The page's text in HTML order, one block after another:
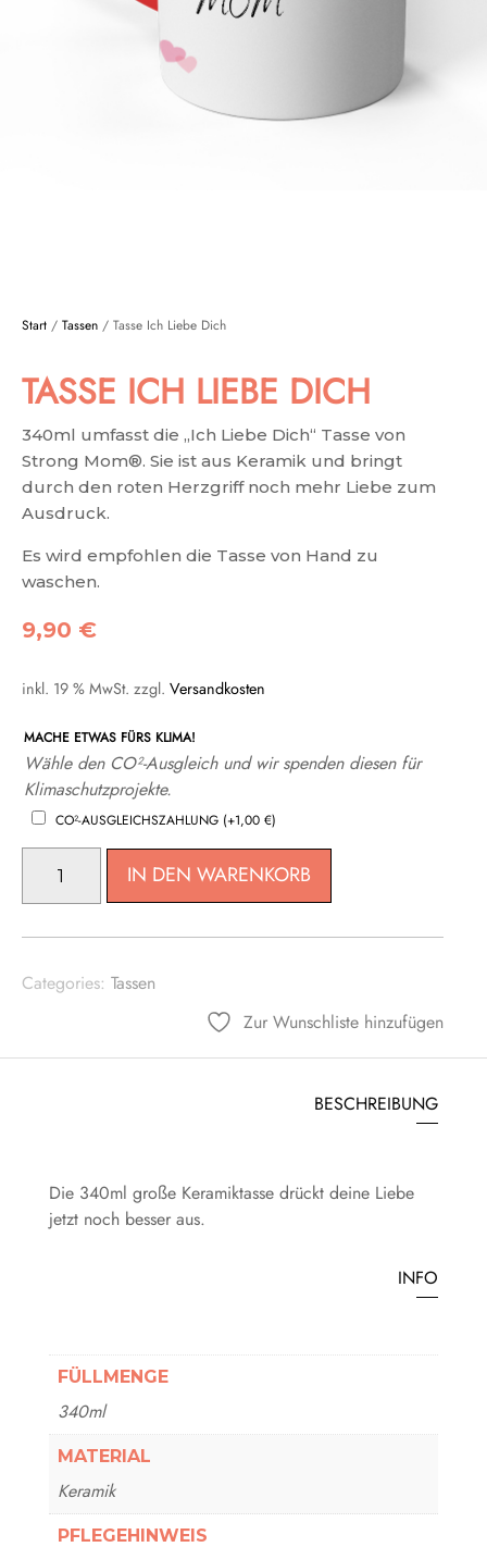
Start / Tassen / Tasse Ich Liebe Dich
TASSE ICH LIEBE DICH
340ml umfasst die „Ich Liebe Dich“ Tasse von
Strong Mom®. Sie ist aus Keramik und bringt
durch den roten Herzgriff noch mehr Liebe zum
Ausdruck.
Es wird empfohlen die Tasse von Hand zu
waschen.
9,90 €
inkl. 19 % MwSt. zzgl. Versandkosten
MACHE ETWAS FÜRS KLIMA!
Wähle den CO²-Ausgleich und wir spenden diesen für
Klimaschutzprojekte.
CO²-AUSGLEICHSZAHLUNG (+1,00 €)
DICH
IN DEN WARENKORB
Categories: Tassen
Zur Wunschliste hinzufügen
BESCHREIBUNG
Die 340ml große Keramiktasse drückt deine Liebe
jetzt noch besser aus.
INFO
FÜLLMENGE
340ml
MATERIAL
Keramik
PFLEGEHINWEIS